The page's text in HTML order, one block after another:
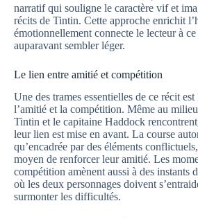
narratif qui souligne le caractère vif et
récits de Tintin. Cette approche enrichit
émotionnellement connecte le lecteur à
auparavant sembler léger.
Le lien entre amitié et compétition
Une des trames essentielles de ce récit
l’amitié et la compétition. Même au
Tintin et le capitaine Haddock
leur lien est mise en avant. La course
qu’encadrée par des éléments
moyen de renforcer leur amitié. Les
compétition amènent aussi à des instants
où les deux personnages doivent
surmonter les difficultés.